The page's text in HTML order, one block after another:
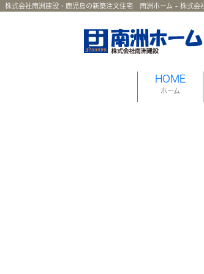
株式会社南洲建設・鹿児島の新築注文住宅 南洲ホーム - 株式
HOME
ホーム